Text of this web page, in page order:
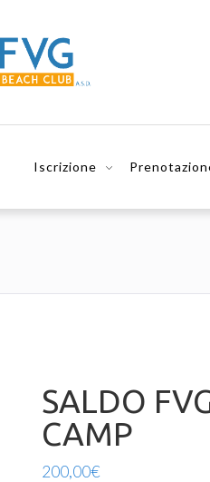
Iscrizione
SALDO
CAMP
200,00€